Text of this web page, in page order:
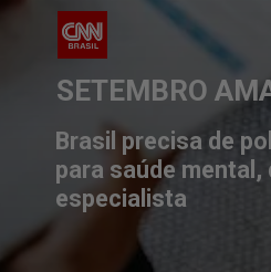
SETEMBRO
Brasil precisa de
para saúde mental,
especialista